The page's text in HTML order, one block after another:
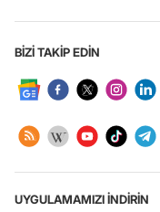
BİZİ TAKİP EDİN
UYGULAMAMIZI İNDİRİN